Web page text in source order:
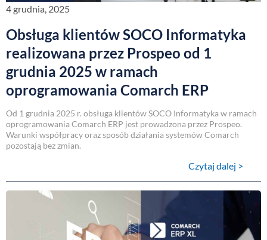
4 grudnia, 2025
Obsługa klientów SOCO Informatyka
realizowana przez Prospeo od 1
grudnia 2025 w ramach
oprogramowania Comarch ERP
Od 1 grudnia 2025 r. obsługa klientów SOCO Informatyka w ramach
oprogramowania Comarch ERP jest prowadzona przez Prospeo.
Warunki współpracy oraz sposób działania systemów Comarch
pozostają bez zmian.
Czytaj dalej >